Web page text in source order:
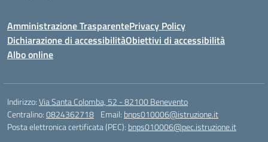
Amministrazione TrasparentePrivacy Policy
Dichiarazione di accessibilitàObiettivi di accessibilità
Albo online
Indirizzo:Via Santa Colomba, 52 - 82100 Benevento
Centralino:0824362718 Email: bnps010006@istruzione.it
Posta elettronica certificata (PEC): bnps010006@pec.istruzione.it